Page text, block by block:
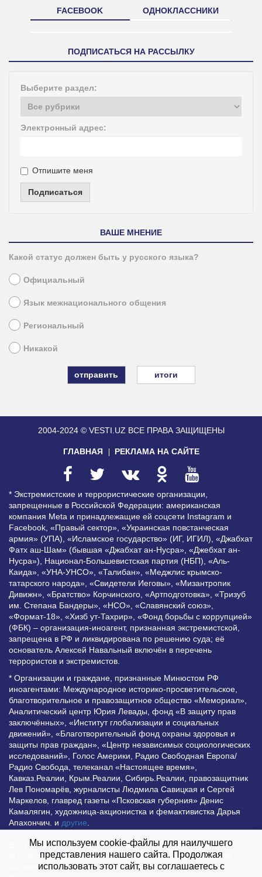
FACEBOOK ОДНОКЛАССНИКИ
ПОДПИСАТЬСЯ НА РАССЫЛКУ
Выберите раздел:
Электронный адрес:
Отпишите меня
Подписаться
ВАШЕ МНЕНИЕ
Какой статус должен быть у русского языка?
Официальный
Язык межнационального общения
Региональный
Никакой
итоги
2004-2024 © VESTI.UZ ВСЕ ПРАВА ЗАЩИЩЕНЫ
ГЛАВНАЯ РЕКЛАМА НА САЙТЕ
* Экстремистские и террористические организации,
запрещенные в Российской Федерации: американская
компания Meta и принадлежащие ей соцсети Instagram и
Facebook, «Правый сектор», «Украинская повстанческая
армия» (УПА), «Исламское государство» (ИГ, ИГИЛ), «Джабхат
Фатх аш-Шам» (бывшая «Джабхат ан-Нусра», «Джебхат ан-
Нусра»), Национал-Большевистская партия (НБП), «Аль-
Каида», «УНА-УНСО», «Талибан», «Меджлис крымско-
татарского народа», «Свидетели Иеговы», «Мизантропик
Дивижн», «Братство» Корчинского, «Артподготовка», «Тризуб
им. Степана Бандеры», «НСО», «Славянский союз»,
«Формат-18», «Хизб ут-Тахрир», «Фонд борьбы с коррупцией»
(ФБК) – организация-иноагент, признанная экстремистской,
запрещена в РФ и ликвидирована по решению суда; её
основатель Алексей Навальный включён в перечень
террористов и экстремистов.
* Организации и граждане, признанные Минюстом РФ
иноагентами: Международное историко-просветительское,
благотворительное и правозащитное общество «Мемориал»,
Аналитический центр Юрия Левады, фонд «В защиту прав
заключённых», «Институт глобализации и социальных
движений», «Благотворительный фонд охраны здоровья и
защиты прав граждан», «Центр независимых социологических
исследований», Голос Америки, Радио Свободная Европа/
Радио Свобода, телеканал «Настоящее время»,
Кавказ.Реалии, Крым.Реалии, Сибирь.Реалии, правозащитник
Лев Пономарёв, журналисты Людмила Савицкая и Сергей
Маркелов, главред газеты «Псковская губерния» Денис
Камалягин, художница-акционистка и фемактивистка Дарья
Апахончич. и другие
Все права защищены и охраняются законом. Любое
использование материалов сайта допустимо при условии
наличия активной гиперссылки на Vesti.UZ.
Мы используем cookie-файлы для наилучшего
представления нашего сайта. Продолжая
использовать этот сайт, вы соглашаетесь с